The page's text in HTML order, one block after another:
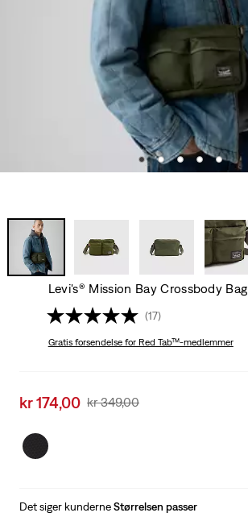
Levi's® Mission Bay Crossbody Bag
(17)
Gratis forsendelsefor Red Tab™-medlemmer
Sale
is
kr 174,00 Original
kr 349,00
Det siger kunderneStørrelsen passer